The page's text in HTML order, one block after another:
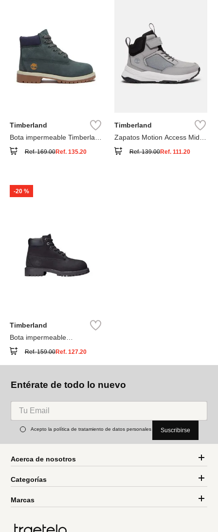
Timberland
Bota impermeable Timberland
Ref.169.00Ref. 135.20
Timberland
Zapatos Motion Access Mid
Ref.139.00Ref. 111.20
-20 %
Timberland
Bota impermeable
Ref.159.00Ref. 127.20
Entérate de todo lo nuevo
Acepto la política de tratamiento de datos personales Suscribirse
Acerca de nosotros
Categorías
Marcas